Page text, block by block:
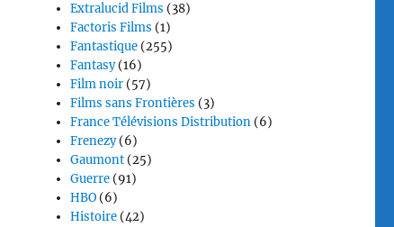
Extralucid Films (38)
Factoris Films (1)
Fantastique (255)
Fantasy(16)
Film noir (57)
Films sans Frontières (3)
France Télévisions Distribution (6)
Frenezy(6)
Gaumont (25)
Guerre (91)
HBO (6)
Histoire (42)